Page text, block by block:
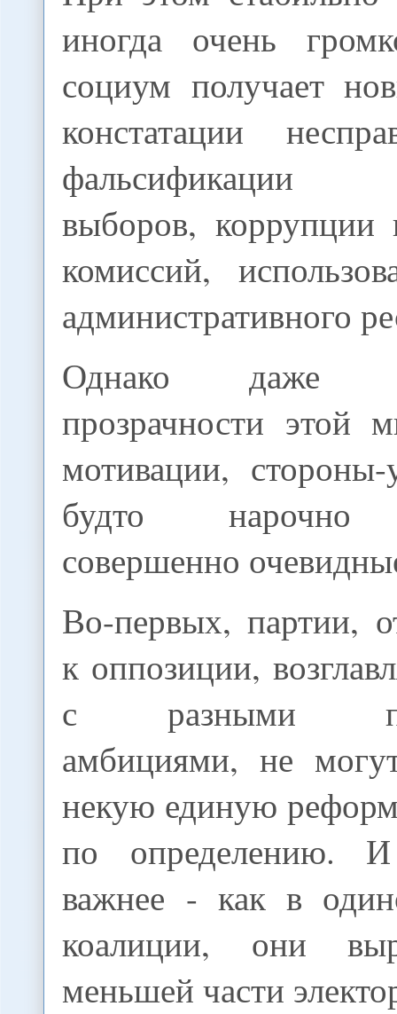
иногда очень
социум получает
констатации
фальсификации
выборов, коррупции
комиссий,
административного
Однако даже
прозрачности этой
мотивации,
будто нарочно
совершенно
Во-первых, партии,
к оппозиции,
с разными
амбициями, не
некую единую
по определению.
важнее - как в
коалиции, они
меньшей части